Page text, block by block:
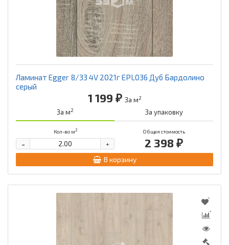
Ламинат Egger 8/33 4V 2021г EPL036 Дуб Бардолино
серый
1 199 ₽ За м2
За м2 За упаковку
Кол-во м2 Общая стоимость
2 398 ₽
+
-
В корзину